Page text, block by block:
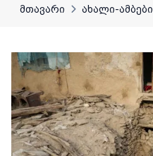
მთავარი ახალი-ამბები